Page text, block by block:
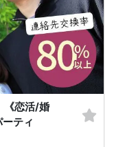
《恋活/婚
ティ